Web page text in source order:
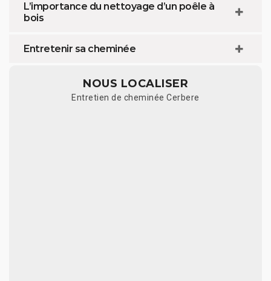
L’importance du nettoyage d’un poêle à
bois
Entretenir sa cheminée
NOUS LOCALISER
Entretien de cheminée Cerbere